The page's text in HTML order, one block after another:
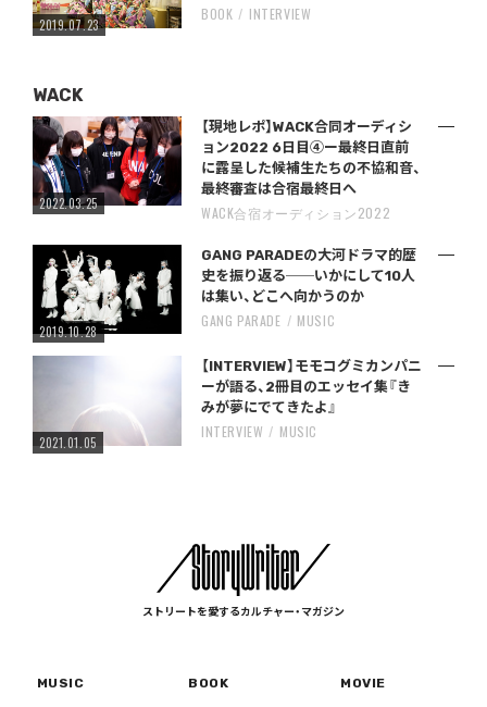
2019.07.23
BOOK INTERVIEW
WACK
2022.03.25
【現地レポ】WACK合同オーディシ
ョン2022 6日目④ー最終日直前
に露呈した候補生たちの不協和音、
最終審査は合宿最終日へ
WACK合宿オーディション2022
2019.10.28
GANG PARADEの大河ドラマ的歴
史を振り返る──いかにして10人
は集い、どこへ向かうのか
GANG PARADE MUSIC
2021.01.05
【INTERVIEW】モモコグミカンパニ
ーが語る、2冊目のエッセイ集『き
みが夢にでてきたよ』
INTERVIEW MUSIC
ストリートを愛するカルチャー・マガジン
MUSIC BOOK MOVIE